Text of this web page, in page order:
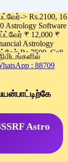
> Rs.2100, 16
Astrology Software
₹ 12,000 ₹
Astrology
Rs.7500, Cell
: 88709
Astro